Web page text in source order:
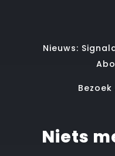
Nieuws:
Niets